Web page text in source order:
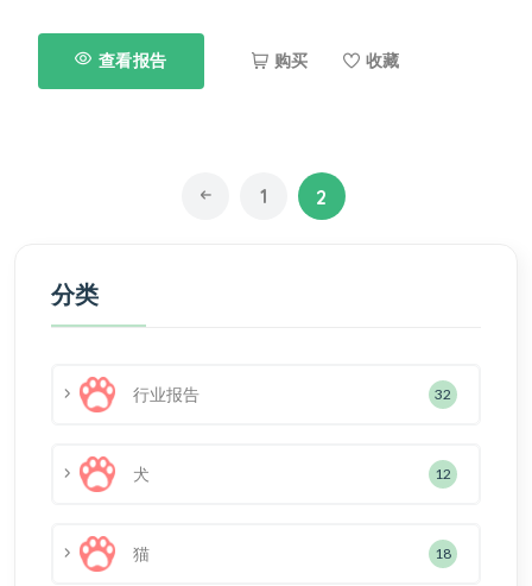
查看报告 购买 收藏
1 2
分类
行业报告 32
犬 12
猫 18